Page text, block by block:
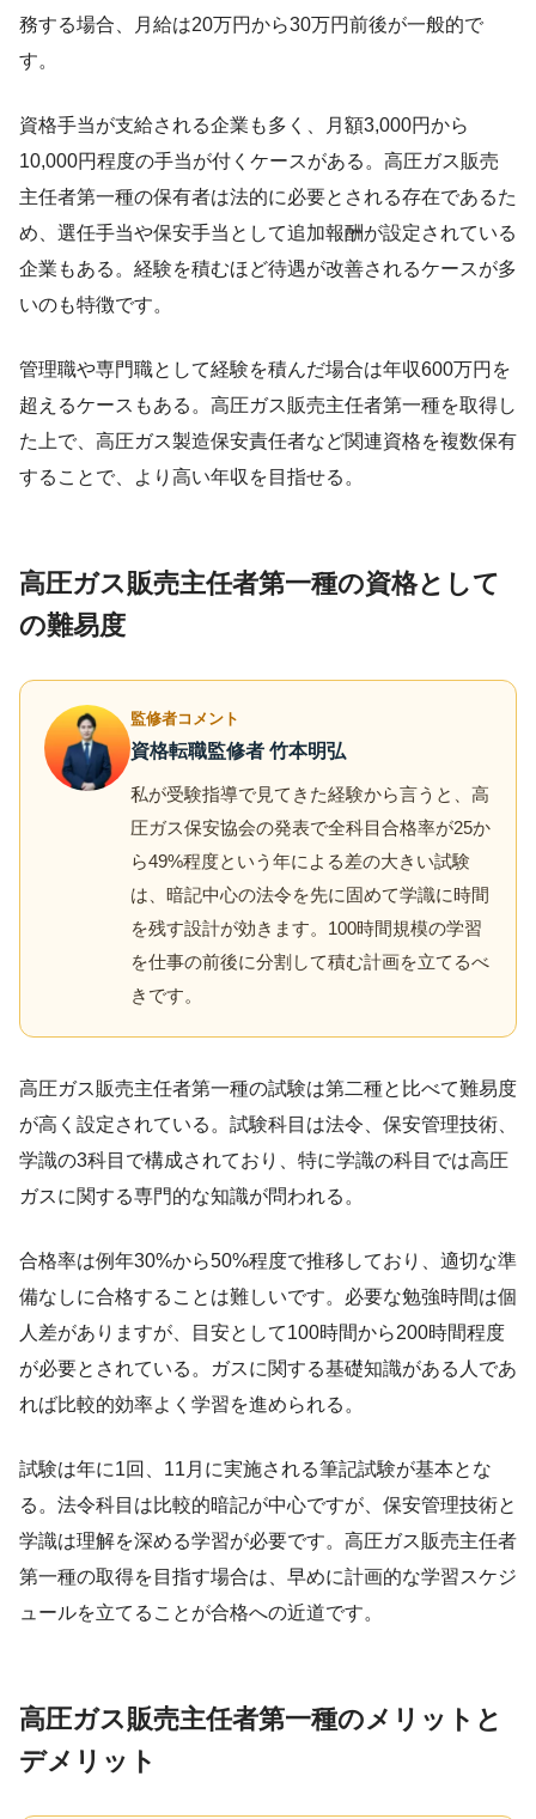
務する場合、月給は20万円から30万円前後が一般的で
す。
資格手当が支給される企業も多く、月額3,000円から
10,000円程度の手当が付くケースがある。高圧ガス販売
主任者第一種の保有者は法的に必要とされる存在であるた
め、選任手当や保安手当として追加報酬が設定されている
企業もある。経験を積むほど待遇が改善されるケースが多
いのも特徴です。
管理職や専門職として経験を積んだ場合は年収600万円を
超えるケースもある。高圧ガス販売主任者第一種を取得し
た上で、高圧ガス製造保安責任者など関連資格を複数保有
することで、より高い年収を目指せる。
高圧ガス販売主任者第一種の資格として
の難易度
監修者コメント
資格転職監修者 竹本明弘
私が受験指導で見てきた経験から言うと、高
圧ガス保安協会の発表で全科目合格率が25か
ら49%程度という年による差の大きい試験
は、暗記中心の法令を先に固めて学識に時間
を残す設計が効きます。100時間規模の学習
を仕事の前後に分割して積む計画を立てるべ
きです。
高圧ガス販売主任者第一種の試験は第二種と比べて難易度
が高く設定されている。試験科目は法令、保安管理技術、
学識の3科目で構成されており、特に学識の科目では高圧
ガスに関する専門的な知識が問われる。
合格率は例年30%から50%程度で推移しており、適切な準
備なしに合格することは難しいです。必要な勉強時間は個
人差がありますが、目安として100時間から200時間程度
が必要とされている。ガスに関する基礎知識がある人であ
れば比較的効率よく学習を進められる。
試験は年に1回、11月に実施される筆記試験が基本とな
る。法令科目は比較的暗記が中心ですが、保安管理技術と
学識は理解を深める学習が必要です。高圧ガス販売主任者
第一種の取得を目指す場合は、早めに計画的な学習スケジ
ュールを立てることが合格への近道です。
高圧ガス販売主任者第一種のメリットと
デメリット